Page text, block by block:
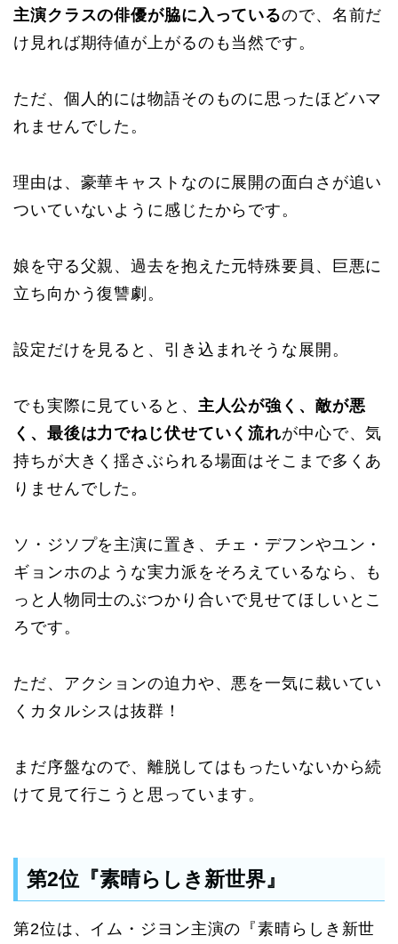
主演クラスの俳優が脇に入っているので、名前だ
け見れば期待値が上がるのも当然です。
ただ、個人的には物語そのものに思ったほどハマ
れませんでした。
理由は、豪華キャストなのに展開の面白さが追い
ついていないように感じたからです。
娘を守る父親、過去を抱えた元特殊要員、巨悪に
立ち向かう復讐劇。
設定だけを見ると、引き込まれそうな展開。
でも実際に見ていると、 主人公が強く、敵が悪
く、最後は力でねじ伏せていく流れが中心で、気
持ちが大きく揺さぶられる場面はそこまで多くあ
りませんでした。
ソ・ジソプを主演に置き、チェ・デフンやユン・
ギョンホのような実力派をそろえているなら、も
っと人物同士のぶつかり合いで見せてほしいとこ
ろです。
ただ、アクションの迫力や、悪を一気に裁いてい
くカタルシスは抜群！
まだ序盤なので、離脱してはもったいないから続
けて見て行こうと思っています。
第2位『素晴らしき新世界』
第2位は、イム・ジヨン主演の『素晴らしき新世